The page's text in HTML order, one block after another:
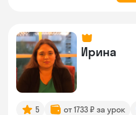
Ирина
5 от 1733 ₽ за урок